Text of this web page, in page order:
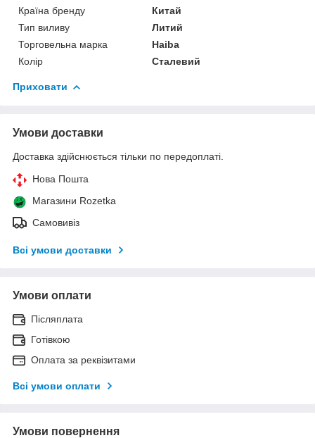
Країна бренду
Китай
Тип виливу
Литий
Торговельна марка
Haiba
Колір
Сталевий
Приховати
Умови доставки
Доставка здійснюється тільки по передоплаті.
Нова Пошта
Магазини Rozetka
Самовивіз
Всі умови доставки
Умови оплати
Післяплата
Готівкою
Оплата за реквізитами
Всі умови оплати
Умови повернення